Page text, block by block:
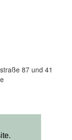
87 und 41